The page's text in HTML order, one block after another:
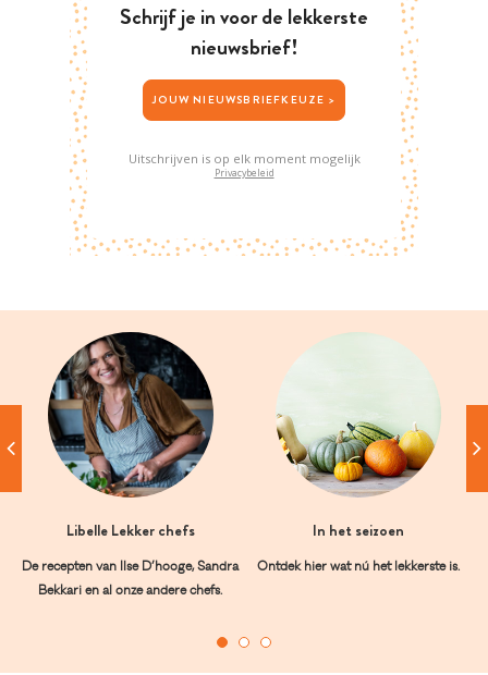
Schrijf je in voor de lekkerste
nieuwsbrief!
JOUW NIEUWSBRIEFKEUZE >
Uitschrijven is op elk moment mogelijk
Privacybeleid
Libelle Lekker chefs
De recepten van Ilse D’hooge, Sandra
Bekkari en al onze andere chefs.
In het seizoen
Ontdek hier wat nú het lekkerste is.